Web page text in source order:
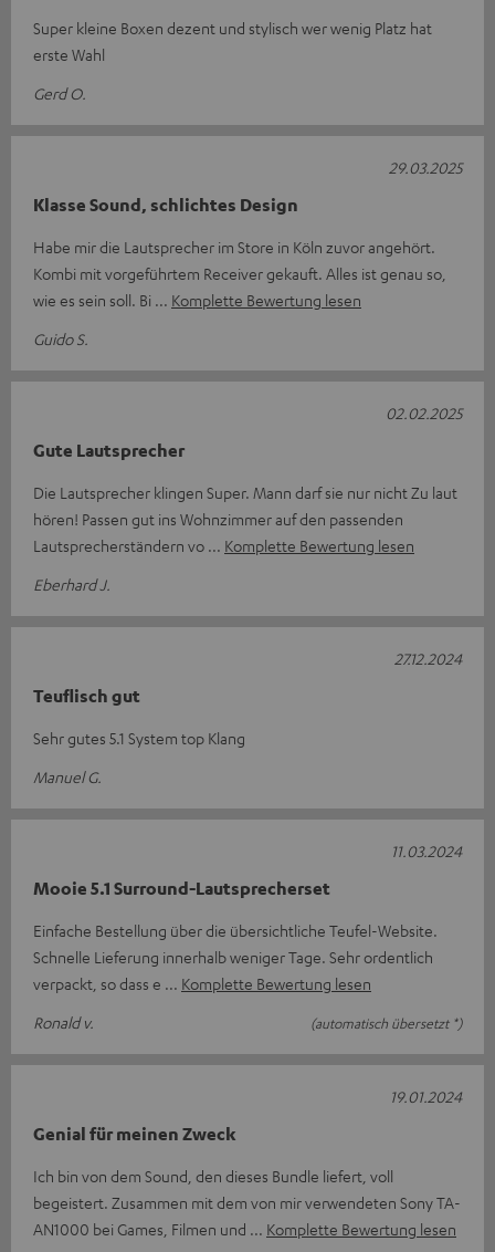
Super kleine Boxen dezent und stylisch wer wenig Platz hat
erste Wahl
Gerd O.
Klasse Sound, schlichtes Design
Habe mir die Lautsprecher im Store in Köln zuvor angehört.
Kombi mit vorgeführtem Receiver gekauft. Alles ist genau so,
wie es sein soll. Bi
Komplette Bewertung lesen
Guido S.
29.03.2025
Gute Lautsprecher
Die Lautsprecher klingen Super. Mann darf sie nur nicht Zu laut
hören! Passen gut ins Wohnzimmer auf den passenden
Lautsprecherständern vo
Komplette Bewertung lesen
Eberhard J.
02.02.2025
Teuflisch gut
Sehr gutes 5.1 System top Klang
Manuel G.
27.12.2024
Mooie 5.1 Surround-Lautsprecherset
Einfache Bestellung über die übersichtliche Teufel-Website.
Schnelle Lieferung innerhalb weniger Tage. Sehr ordentlich
verpackt, so dass e
Komplette Bewertung lesen
Ronald v.
(automatisch übersetzt *)
11.03.2024
Genial für meinen Zweck
Ich bin von dem Sound, den dieses Bundle liefert, voll
begeistert. Zusammen mit dem von mir verwendeten Sony TA-
AN1000 bei Games, Filmen und
Komplette Bewertung lesen
19.01.2024